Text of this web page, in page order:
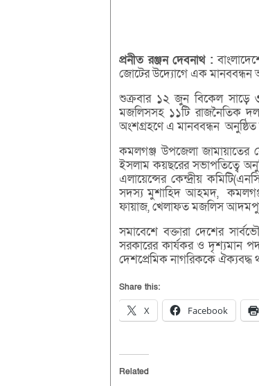
প্রনীতরঞ্জনদেবনাথ :
জোটের উদ্যোগে এক মানববন্ধন
শুক্রবার ১২ জুন বিকেল সাড়ে
মজলিসসহ ১১টি রাজনৈতিক দল
অংশগ্রহণে এ মানববন্ধন
কমলগঞ্জ উপজেলা জামায়াতের
ইসলাম কয়ছরের সভাপতিত্বে
এলায়েন্সের কেন্দ্রীয়
সদস্য মুশাহিদ আহমদ,
ফায়াজ, খেলাফত মজলিস
সমাবেশে বক্তারা দেশের
সরকারের কার্যকর ও দৃশ্যমান
দেশপ্রেমিক নাগরিককে ঐক্যবদ্ধ
Share this:
X Facebook
Related